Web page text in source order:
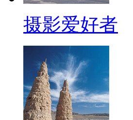
摄影爱好者